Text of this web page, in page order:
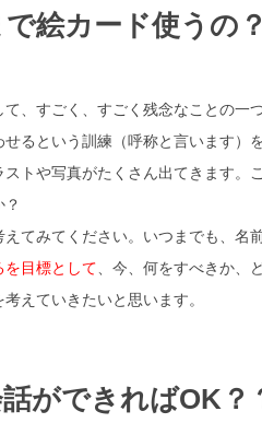
絵カード使うの
て、すごく、すごく残念なことの一
せるという訓練（呼称と言います）
ストや写真がたくさん出てきます。
てみてください。いつまでも、名
を目標として 、今、何をすべきか
えていきたいと思います。
話ができればOK？